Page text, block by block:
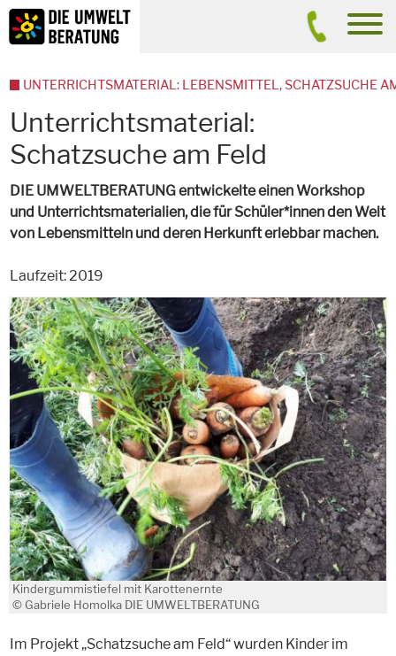
Inhalt
Suche
Unterrichtsmaterial:
Schatzsuche am Feld
DIE UMWELTBERATUNG entwickelte einen Workshop
und Unterrichtsmaterialien, die für Schüler*innen den Welt
von Lebensmitteln und deren Herkunft erlebbar machen.
Laufzeit: 2019
Kindergummistiefel mit Karottenernte
© Gabriele Homolka DIE UMWELTBERATUNG
Im Projekt „Schatzsuche am Feld“ wurden Kinder im
UNTERRICHTSMATERIAL: LEBENSMITTEL, SCHATZSUCHE